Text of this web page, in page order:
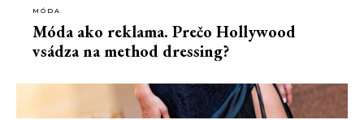
MÓDA
Móda ako reklama. Prečo Hollywood
vsádza na method dressing?